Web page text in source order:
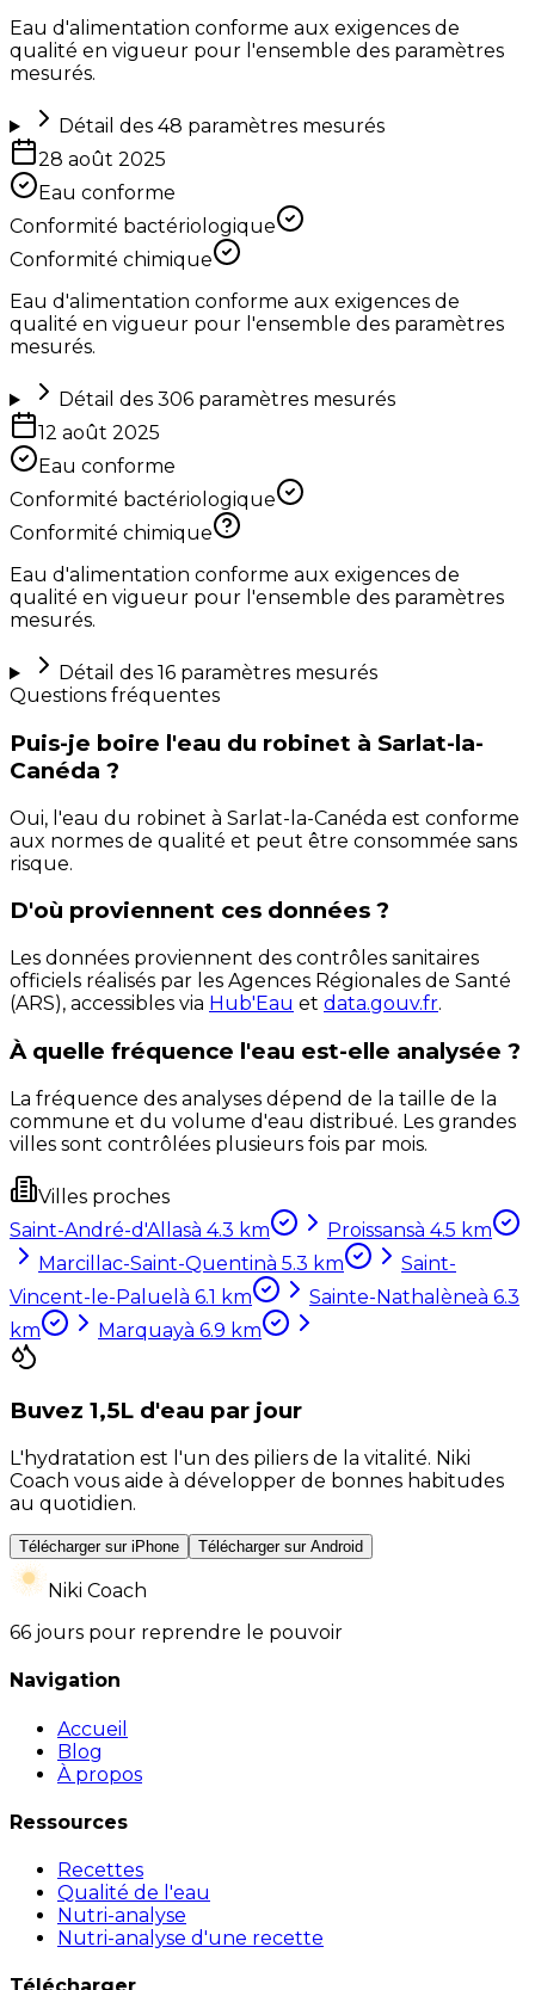
Eau d'alimentation conforme aux exigences de
qualité en vigueur pour l'ensemble des paramètres
mesurés.
Détail des 48 paramètres mesurés
28 août 2025
Eau conforme
Conformité bactériologique
Conformité chimique
Eau d'alimentation conforme aux exigences de
qualité en vigueur pour l'ensemble des paramètres
mesurés.
Détail des 306paramètres mesurés
12 août 2025
Eau conforme
Conformité bactériologique
Conformité chimique
Eau d'alimentation conforme aux exigences de
qualité en vigueur pour l'ensemble des paramètres
mesurés.
Détail des 16paramètres mesurés
Questions fréquentes
Puis-je boire l'eau du robinet à Sarlat-la-
Canéda ?
Oui, l'eau du robinet à Sarlat-la-Canéda est conforme
aux normes de qualité et peut être consommée sans
risque.
D'où proviennent ces données ?
Les données proviennent des contrôles sanitaires
officiels réalisés par les Agences Régionales de Santé
(ARS), accessibles via Hub'Eau et data.gouv.fr.
À quelle fréquence l'eau est-elle analysée ?
La fréquence des analyses dépend de la taille de la
commune et du volume d'eau distribué. Les grandes
villes sont contrôlées plusieurs fois par mois.
Villes proches
Saint-André-d'Allasà 4.3 km Proissansà 4.5 km
Marcillac-Saint-Quentinà 5.3 km
Saint-
Vincent-le-Paluel à 6.1 km Sainte-Nathalèneà 6.3
km
Marquayà 6.9 km
Buvez 1,5L d'eau par jour
L'hydratation est l'un des piliers de la vitalité. Niki
Coach vous aide à développer de bonnes habitudes
au quotidien.
Télécharger sur iPhone Télécharger sur Android
Niki Coach
66 jours pour reprendre le pouvoir
Navigation
Accueil
Blog
À propos
Ressources
Recettes
Qualité de l'eau
Nutri-analyse
Nutri-analyse d'une recette